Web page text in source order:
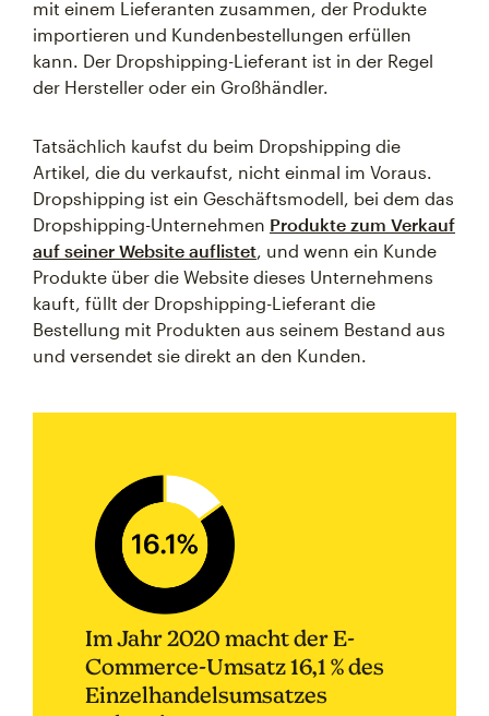
mit einem Lieferanten zusammen, der Produkte
importieren und Kundenbestellungen erfüllen
kann. Der Dropshipping-Lieferant ist in der Regel
der Hersteller oder ein Großhändler.
Tatsächlich kaufst du beim Dropshipping die
Artikel, die du verkaufst, nicht einmal im Voraus.
Dropshipping ist ein Geschäftsmodell, bei dem das
Dropshipping-Unternehmen Produkte zum Verkauf
auf seiner Website auflistet, und wenn ein Kunde
Produkte über die Website dieses Unternehmens
kauft, füllt der Dropshipping-Lieferant die
Bestellung mit Produkten aus seinem Bestand aus
und versendet sie direkt an den Kunden.
Im Jahr 2020 macht der E-
Commerce-Umsatz 16,1 % des
Einzelhandelsumsatzes